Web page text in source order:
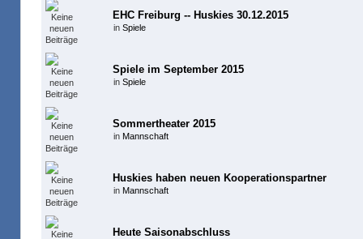
EHC Freiburg -- Huskies 30.12.2015
in Spiele
Spiele im September 2015
in Spiele
Sommertheater 2015
in Mannschaft
Huskies haben neuen Kooperationspartner
in Mannschaft
Heute Saisonabschluss